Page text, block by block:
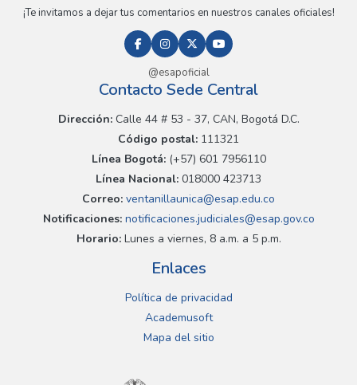
¡Te invitamos a dejar tus comentarios en nuestros canales oficiales!
@esapoficial
Contacto Sede Central
Dirección:Calle 44 # 53 - 37, CAN, Bogotá D.C.
Código postal: 111321
Línea Bogotá:(+57) 601 7956110
Línea Nacional: 018000 423713
Correo: ventanillaunica@esap.edu.co
Notificaciones:notificaciones.judiciales@esap.gov.co
Horario:Lunes a viernes, 8 a.m. a 5 p.m.
Enlaces
Política de privacidad
Academusoft
Mapa del sitio